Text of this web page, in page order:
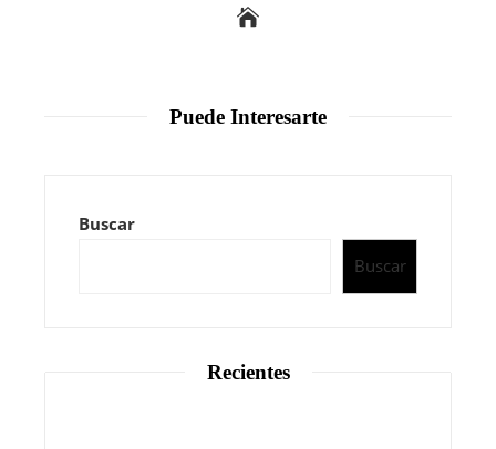
Puede Interesarte
Buscar
Buscar
Recientes